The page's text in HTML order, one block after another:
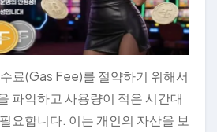
료(Gas Fee)를 절약하기 위해서
파악하고 사용량이 적은 시간대
요합니다. 이는 개인의 자산을 보